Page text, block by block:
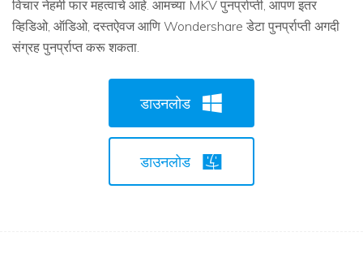
विचार नेहमी फार महत्वाचे आहे. आमच्या MKV पुनर्प्राप्ती, आपण इतर
व्हिडिओ, ऑडिओ, दस्तऐवज आणि Wondershare डेटा पुनर्प्राप्ती अगदी
संग्रह पुनर्प्राप्त करू शकता.
डाउनलोड
डाउनलोड